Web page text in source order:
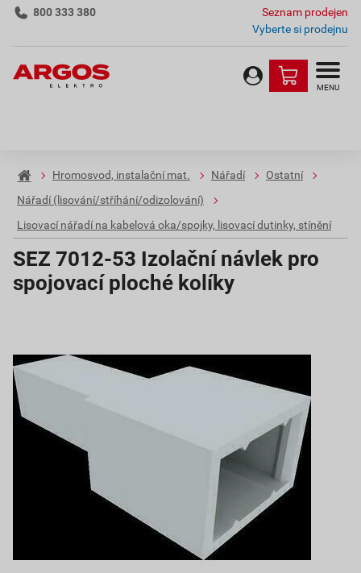
800 333 380
Seznam prodejen
Vyberte si prodejnu
MENU
Hromosvod, instalační mat. Nářadí
Ostatní
Nářadí (lisování/stříhání/odizolování)
Lisovací nářadí na kabelová oka/spojky, lisovací dutinky, stínění
SEZ 7012-53 Izolační návlek pro
spojovací ploché kolíky